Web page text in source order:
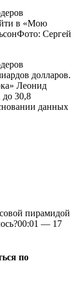
в «Мою
Сергей
долларов.
Леонид
до 30,8
данных
пирамидой
00:01 — 17
по